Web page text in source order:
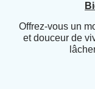
Offrez-vous un
et douceur de